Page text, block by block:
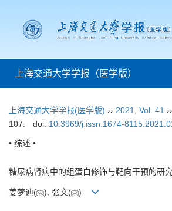
上海交通大学学报（医学版）
上海交通大学学报(医学版) ›› 2021 Vol. 41 ››
107.
doi: 10.3969/j.issn.1674-
• 综述 •
糖尿病肾病中的组蛋白修饰与靶向干预的研
姜梦迪( ), 张文( )